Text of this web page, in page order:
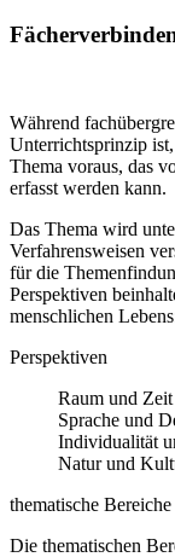
Während
Unterrichtsprinzip
Thema voraus, das
erfasst werden kann.
Das Thema wird
Verfahrensweisen
für die
Perspektiven
menschlichen
Perspektiven
Raum und Zeit
Sprache und
Individualität
Natur und
thematische Bereiche
Die thematischen